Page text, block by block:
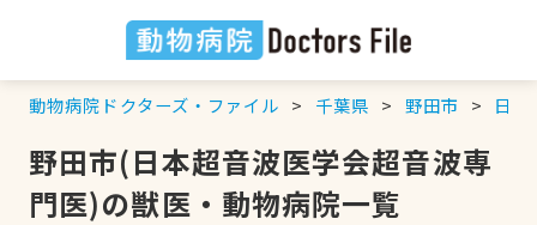
動物病院ドクターズ・ファイル 千葉県 野田市 日本
野田市(日本超音波医学会超音波専
門医)の獣医・動物病院一覧